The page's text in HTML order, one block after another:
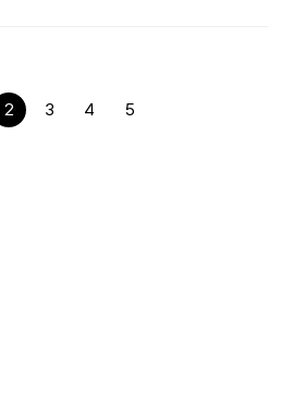
2 3 4 5